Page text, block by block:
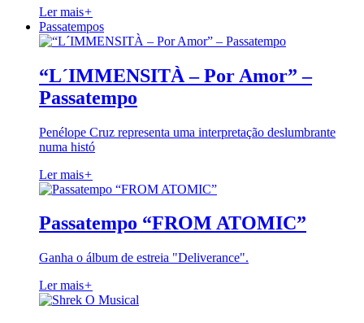
Ler mais+
Passatempos
“L´IMMENSITÀ – Por Amor” –
Passatempo
Penélope Cruz representa uma interpretação deslumbrante
numa histó
Ler mais+
Passatempo “FROM ATOMIC”
Ganha o álbum de estreia "Deliverance".
Ler mais+